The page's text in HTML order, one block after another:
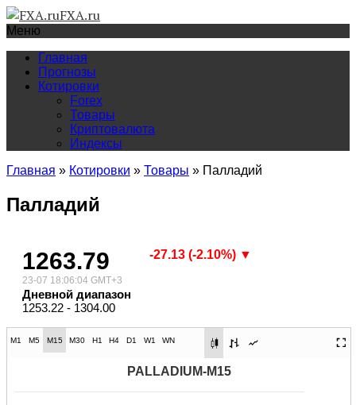
FXA.ru
Меню
Главная
Прогнозы
Котировки
Forex
Товары
Криптовалюта
Индексы
Главная » Котировки » Товары » Палладий
Палладий
1263.79
23-07 18:06:04 GMT+3
-27.13 (-2.10%) ▼
Дневной диапазон
1253.22 - 1304.00
M1 M5 M15 M30 H1 H4 D1 W1 WN
PALLADIUM-M15